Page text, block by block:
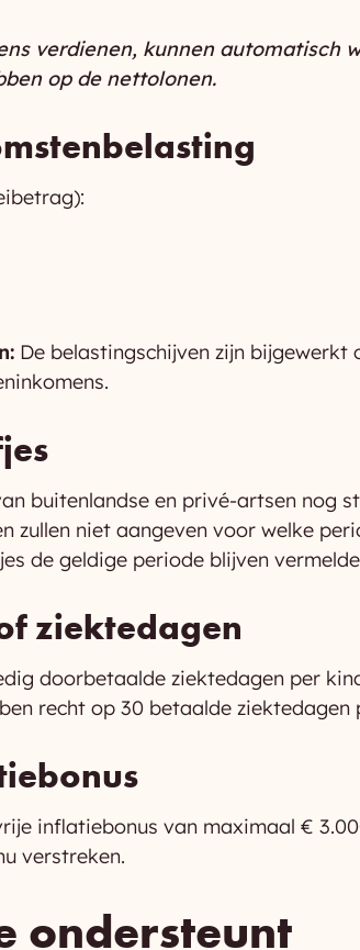
verdienen, kunnen automatisch
op de nettolonen.
De belastingschijven zijn
buitenlandse en privé-artsen nog
zullen niet aangeven voor welke
de geldige periode blijven
ziektedagen
doorbetaalde ziektedagen per
recht op 30 betaalde ziektedagen
inflatiebonus van maximaal €
verstreken.
ondersteunt